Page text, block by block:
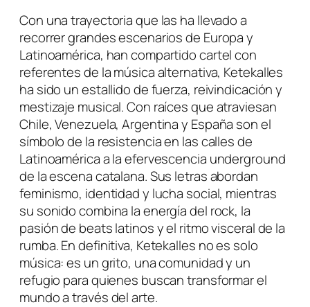
Con una trayectoria que las ha llevado a
recorrer grandes escenarios de Europa y
Latinoamérica, han compartido cartel con
referentes de la música alternativa, Ketekalles
ha sido un estallido de fuerza, reivindicación y
mestizaje musical. Con raíces que atraviesan
Chile, Venezuela, Argentina y España son el
símbolo de la resistencia en las calles de
Latinoamérica a la efervescencia underground
de la escena catalana. Sus letras abordan
feminismo, identidad y lucha social, mientras
su sonido combina la energía del rock, la
pasión de beats latinos y el ritmo visceral de la
rumba. En definitiva, Ketekalles no es solo
música: es un grito, una comunidad y un
refugio para quienes buscan transformar el
mundo a través del arte.